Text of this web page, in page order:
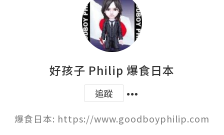
好孩子 Philip 爆食日本
追蹤
爆食日本: https://www.goodboyphilip.com